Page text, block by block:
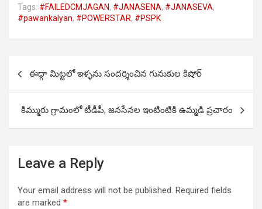
Tags: #FAILEDCMJAGAN, #JANASENA, #JANASEVA,
#pawankalyan, #POWERSTAR, #PSPK
navigation
ఈద్గా మిట్టలో ఇళ్ళను సందర్శించిన గునుకుల కిషోర్
కిమ్మురు గ్రామంలో టీడీపీ, జనసేనల ఇంటింటికి ఉమ్మడి ప్రచారం
Leave a Reply
Your email address will not be published. Required fields
are marked *